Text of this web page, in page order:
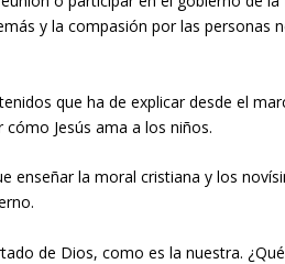
y la compasión por las personas
que ha de explicar desde el
Jesús ama a los niños.
enseñar la moral cristiana y los
de Dios, como es la nuestra.